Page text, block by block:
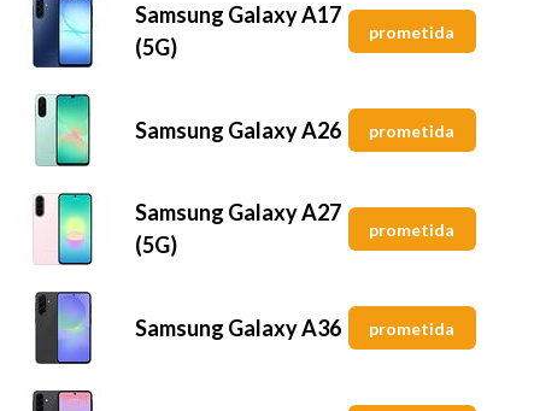
Samsung Galaxy A17
(5G)
prometida
Samsung Galaxy A26 prometida
Samsung Galaxy A27
(5G)
prometida
Samsung Galaxy A36 prometida